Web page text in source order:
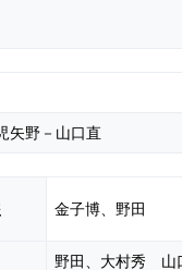
矢野－山口直
金子博、野田
野田、大村秀 山